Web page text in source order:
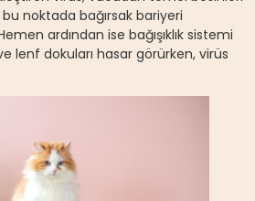
noktada bağırsak bariyeri
ardından ise bağışıklık sistemi
lenf dokuları hasar görürken, virüs